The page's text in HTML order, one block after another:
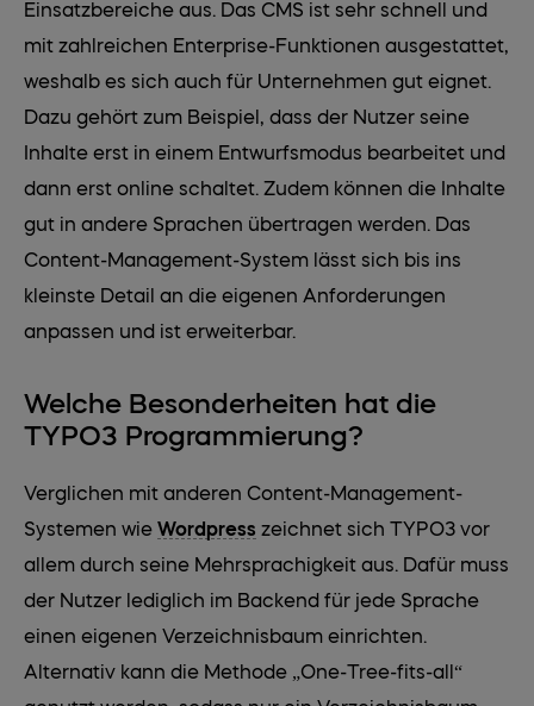
Einsatzbereiche aus. Das CMS ist sehr schnell und
mit zahlreichen Enterprise-Funktionen ausgestattet,
weshalb es sich auch für Unternehmen gut eignet.
Dazu gehört zum Beispiel, dass der Nutzer seine
Inhalte erst in einem Entwurfsmodus bearbeitet und
dann erst online schaltet. Zudem können die Inhalte
gut in andere Sprachen übertragen werden. Das
Content-Management-System lässt sich bis ins
kleinste Detail an die eigenen Anforderungen
anpassen und ist erweiterbar.
Welche Besonderheiten hat die
TYPO3 Programmierung?
Verglichen mit anderen Content-Management-
Systemen wie Wordpress zeichnet sich TYPO3 vor
allem durch seine Mehrsprachigkeit aus. Dafür muss
der Nutzer lediglich im Backend für jede Sprache
einen eigenen Verzeichnisbaum einrichten.
Alternativ kann die Methode „One-Tree-fits-all“